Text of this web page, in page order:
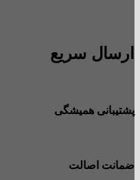
ارسال سریع
پشتیبانی همیشگی
ضمانت اصالت